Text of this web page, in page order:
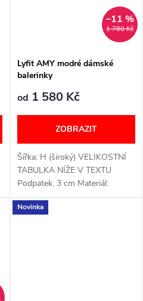
1 780 Kč
–11 %
Lyfit AMY modré dámské
balerinky
od 1 580 Kč
ZOBRAZIT
Šířka: H (široký) VELIKOSTNÍ
TABULKA NÍŽE V TEXTU
Podpatek: 3 cm Materiál:
Kožený svršek a podšívka, PU
podešev Vyjímatelná vložka:
Novinka